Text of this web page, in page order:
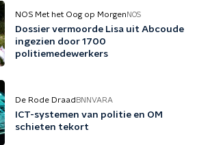
NOS Met het Oog op Morgen NOS
Dossier vermoorde Lisa uit Abcoude
ingezien door 1700
politiemedewerkers
De Rode Draad BNNVARA
ICT-systemen van politie en OM
schieten tekort